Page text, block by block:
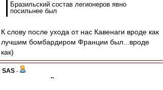
Бразильский состав легионеров явно
посильнее был
К слову после ухода от нас Кавенаги вроде как
лучшим бомбардиром Франции был...вроде
как)
SAS -